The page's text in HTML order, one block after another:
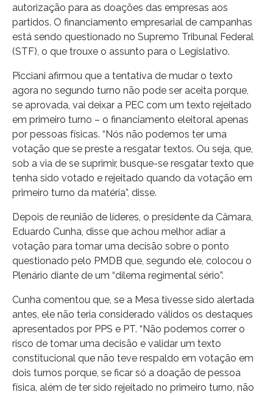
autorização para as doações das empresas aos
partidos. O financiamento empresarial de campanhas
está sendo questionado no Supremo Tribunal Federal
(STF), o que trouxe o assunto para o Legislativo.
Picciani afirmou que a tentativa de mudar o texto
agora no segundo turno não pode ser aceita porque,
se aprovada, vai deixar a PEC com um texto rejeitado
em primeiro turno – o financiamento eleitoral apenas
por pessoas físicas. “Nós não podemos ter uma
votação que se preste a resgatar textos. Ou seja, que,
sob a via de se suprimir, busque-se resgatar texto que
tenha sido votado e rejeitado quando da votação em
primeiro turno da matéria”, disse.
Depois de reunião de líderes, o presidente da Câmara,
Eduardo Cunha, disse que achou melhor adiar a
votação para tomar uma decisão sobre o ponto
questionado pelo PMDB que, segundo ele, colocou o
Plenário diante de um “dilema regimental sério”.
Cunha comentou que, se a Mesa tivesse sido alertada
antes, ele não teria considerado válidos os destaques
apresentados por PPS e PT. “Não podemos correr o
risco de tomar uma decisão e validar um texto
constitucional que não teve respaldo em votação em
dois turnos porque, se ficar só a doação de pessoa
física, além de ter sido rejeitado no primeiro turno, não